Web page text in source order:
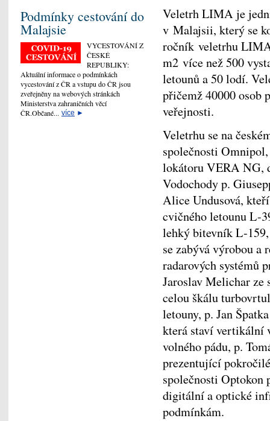
Veletrh LIMA je
v Malajsii, který se
ročník veletrhu
m2 více než 500
letounů a 50 lodí.
přičemž 40000 osob
veřejnosti.
Veletrhu se na
společnosti
lokátoru VERA NG,
Vodochody p.
Alice Undusová,
cvičného letounu L-
lehký bitevník L-
se zabývá výrobou a
radarových systémů
Jaroslav Melichar
celou škálu
letouny, p. Jan
která staví vertikální
volného pádu, p.
prezentující
společnosti
digitální a optické
podmínkám.
Podmínky cestování do
Malajsie
VYCESTOVÁNÍ Z
ČESKÉ
REPUBLIKY:
Aktuální informace o podmínkách
vycestování z ČR a vstupu do ČR jsou
zveřejněny na webových stránkách
Ministerstva zahraničních věcí
ČR.Občané... více ►